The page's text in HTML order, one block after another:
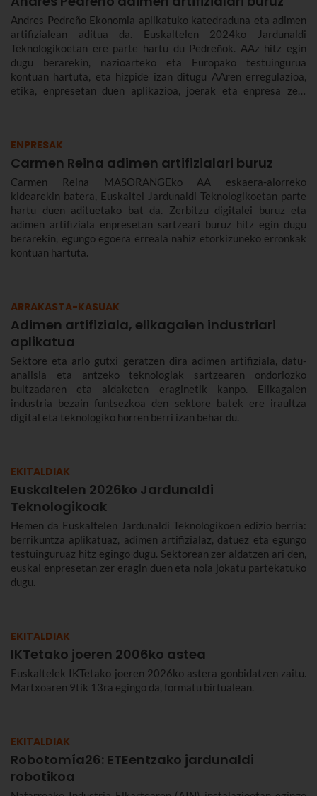
Andres Pedreño Ekonomia aplikatuko katedraduna eta adimen
artifizialean aditua da. Euskaltelen 2024ko Jardunaldi
Teknologikoetan ere parte hartu du Pedreñok. AAz hitz egin
dugu berarekin, nazioarteko eta Europako testuingurua
kontuan hartuta, eta hizpide izan ditugu AAren erregulazioa,
etika, enpresetan duen aplikazioa, joerak eta enpresa zein
ENPRESAK
Carmen Reina adimen artifizialari buruz
Carmen Reina MASORANGEko AA eskaera-alorreko
kidearekin batera, Euskaltel Jardunaldi Teknologikoetan parte
hartu duen adituetako bat da. Zerbitzu digitalei buruz eta
adimen artifiziala enpresetan sartzeari buruz hitz egin dugu
berarekin, egungo egoera erreala nahiz etorkizuneko erronkak
kontuan hartuta.
ARRAKASTA-KASUAK
Adimen artifiziala, elikagaien industriari
aplikatua
Sektore eta arlo gutxi geratzen dira adimen artifiziala, datu-
analisia eta antzeko teknologiak sartzearen ondoriozko
bultzadaren eta aldaketen eraginetik kanpo. Elikagaien
industria bezain funtsezkoa den sektore batek ere iraultza
digital eta teknologiko horren berri izan behar du.
EKITALDIAK
Euskaltelen 2026ko Jardunaldi
Teknologikoak
Hemen da Euskaltelen Jardunaldi Teknologikoen edizio berria:
berrikuntza aplikatuaz, adimen artifizialaz, datuez eta egungo
testuinguruaz hitz egingo dugu. Sektorean zer aldatzen ari den,
euskal enpresetan zer eragin duen eta nola jokatu partekatuko
dugu.
EKITALDIAK
IKTetako joeren 2006ko astea
Euskaltelek IKTetako joeren 2026ko astera gonbidatzen zaitu.
Martxoaren 9tik 13ra egingo da, formatu birtualean.
EKITALDIAK
Robotomía26: ETEentzako jardunaldi
robotikoa